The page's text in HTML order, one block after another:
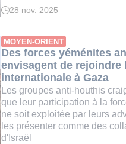
Temps
:
3
min.
28 nov. 2025
MOYEN-ORIENT
Des forces yéménites
envisagent de rejoindre
internationale à Gaza
Les groupes anti-houthis
que leur participation à la
ne soit exploitée par leurs
les présenter comme des
d'Israël